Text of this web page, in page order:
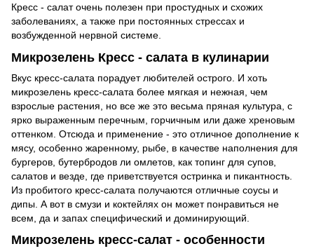
Кресс - салат очень полезен при простудных и схожих
заболеваниях, а также при постоянных стрессах и
возбужденной нервной системе.
Микрозелень Кресс - салата в кулинарии
Вкус кресс-салата порадует любителей острого. И хоть
микрозелень кресс-салата более мягкая и нежная, чем
взрослые растения, но все же это весьма пряная культура, с
ярко выраженным перечным, горчичным или даже хреновым
оттенком. Отсюда и применение - это отличное дополнение к
мясу, особенно жаренному, рыбе, в качестве наполнения для
бургеров, бутербродов ли омлетов, как топинг для супов,
салатов и везде, где приветствуется остринка и пикантность.
Из пробитого кресс-салата получаются отличные соусы и
дипы. А вот в смузи и коктейлях он может понравиться не
всем, да и запах специфический и доминирующий.
Микрозелень кресс-салат - особенности